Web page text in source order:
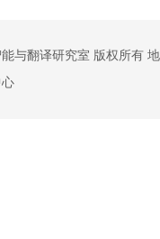
与翻译研究室 版权所有